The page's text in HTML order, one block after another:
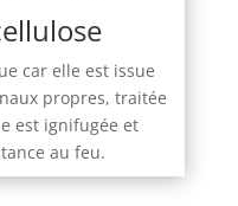
car elle est issue
propres, traitée
est ignifugée et
au feu.